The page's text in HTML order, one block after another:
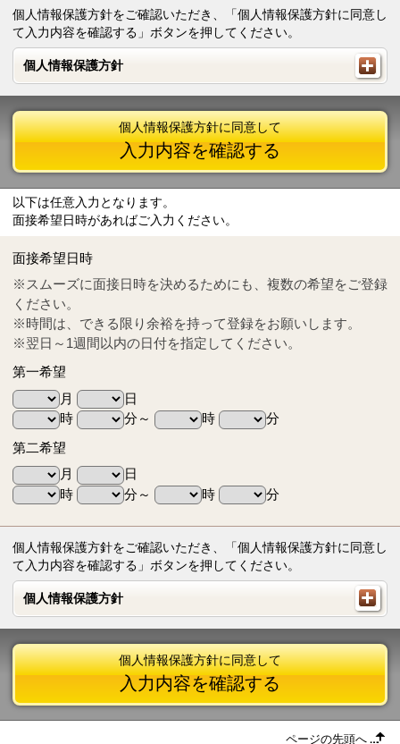
個人情報保護方針をご確認いただき、「個人情報保護方針に同意し
て入力内容を確認する」ボタンを押してください。
個人情報保護方針
個人情報保護方針
Tel
0570-55-0314
個人情報保護方針に同意して
入力内容を確認する
以下は任意入力となります。
面接希望日時があればご入力ください。
面接希望日時
※スムーズに面接日時を決めるためにも、複数の希望をご登録
ください。
※時間は、できる限り余裕を持って登録をお願いします。
※翌日～1週間以内の日付を指定してください。
第一希望
月
日
時
分～ 時
分
第二希望
月
日
時
分～ 時 分
個人情報保護方針をご確認いただき、「個人情報保護方針に同意し
て入力内容を確認する」ボタンを押してください。
個人情報保護方針
個人情報保護方針
個人情報保護方針に同意して
入力内容を確認する
ページの先頭へ